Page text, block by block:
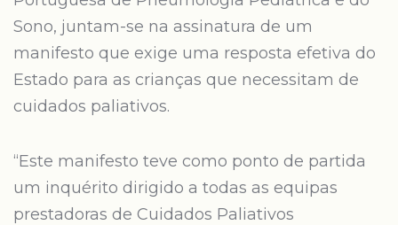
Sono, juntam-se na assinatura de um
manifesto que exige uma resposta efetiva do
Estado para as crianças que necessitam de
cuidados paliativos.
“Este manifesto teve como ponto de partida
um inquérito dirigido a todas as equipas
prestadoras de Cuidados Paliativos